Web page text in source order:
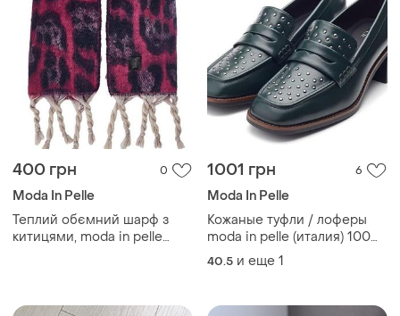
400 грн 0
Moda In Pelle
Теплий обємний шарф з
китицями, moda in pelle
1001 грн 6
Moda In Pelle
Кожаные туфли / лоферы
moda in pelle (италия) 100%
кожа
40.5 и еще 1